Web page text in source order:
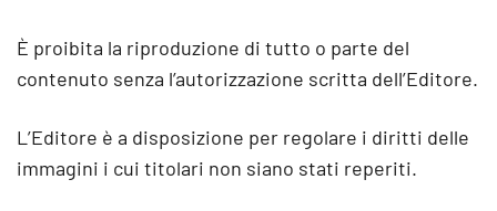
È proibita la riproduzione di tutto o parte del
contenuto senza l’autorizzazione scritta dell’Editore.
L’Editore è a disposizione per regolare i diritti delle
immagini i cui titolari non siano stati reperiti.